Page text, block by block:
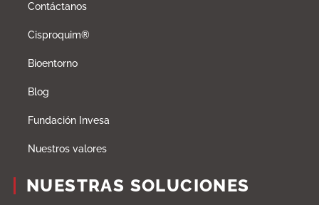
Contáctanos
Cisproquim®
Bioentorno
Blog
Fundación Invesa
Nuestros valores
NUESTRAS SOLUCIONES